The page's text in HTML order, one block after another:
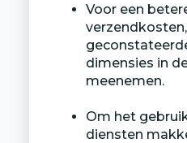
Voor een
dimensies in
meenemen.
Om het
diensten